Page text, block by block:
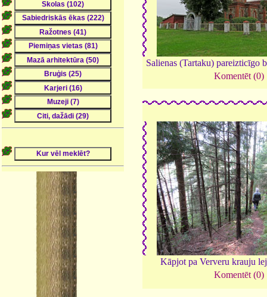
Salienas (Tartaku) pareizticīgo
Komentēt (0)
Kāpjot pa Ververu krauju
Komentēt (0)